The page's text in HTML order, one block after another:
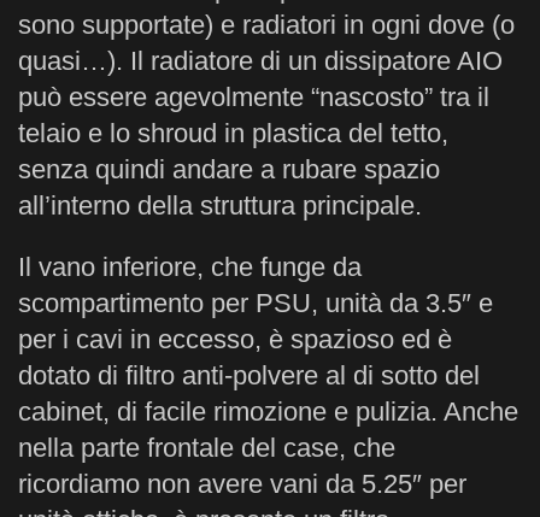
sono supportate) e radiatori in ogni dove (o
quasi…). Il radiatore di un dissipatore AIO
può essere agevolmente “nascosto” tra il
telaio e lo shroud in plastica del tetto,
senza quindi andare a rubare spazio
all’interno della struttura principale.
Il vano inferiore, che funge da
scompartimento per PSU, unità da 3.5″ e
per i cavi in eccesso, è spazioso ed è
dotato di filtro anti-polvere al di sotto del
cabinet, di facile rimozione e pulizia. Anche
nella parte frontale del case, che
ricordiamo non avere vani da 5.25″ per